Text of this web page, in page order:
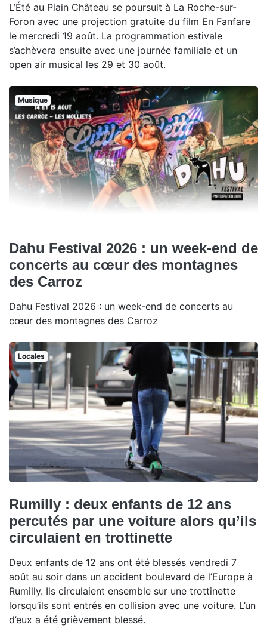
L’Été au Plain Château se poursuit à La Roche-sur-
Foron avec une projection gratuite du film En Fanfare
le mercredi 19 août. La programmation estivale
s’achèvera ensuite avec une journée familiale et un
open air musical les 29 et 30 août.
Musique
Dahu Festival 2026 : un week-end de
concerts au cœur des montagnes
des Carroz
Dahu Festival 2026 : un week-end de concerts au
cœur des montagnes des Carroz
Locales
Rumilly : deux enfants de 12 ans
percutés par une voiture alors qu’ils
circulaient en trottinette
Deux enfants de 12 ans ont été blessés vendredi 7
août au soir dans un accident boulevard de l’Europe à
Rumilly. Ils circulaient ensemble sur une trottinette
lorsqu’ils sont entrés en collision avec une voiture. L’un
d’eux a été grièvement blessé.